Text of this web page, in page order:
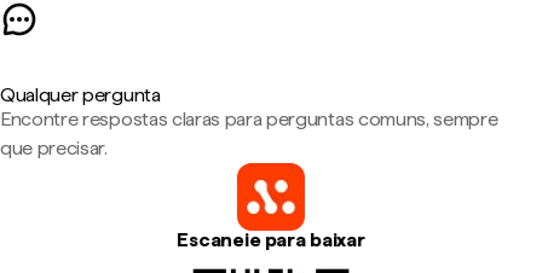
Qualquer pergunta
Encontre respostas claras para perguntas comuns, sempre
que precisar.
Escaneie para baixar